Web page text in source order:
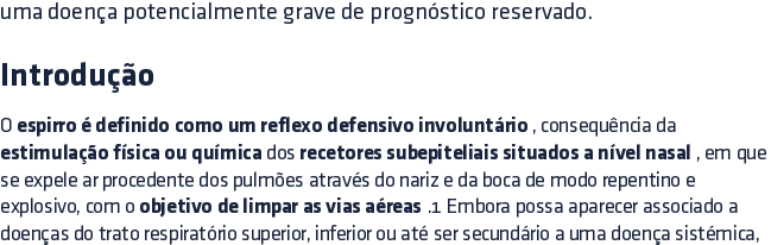
uma doença potencialmente grave de prognóstico reservado.
Introdução
O espirro é definido como um reflexo defensivo involuntário , consequência da
estimulação física ou química dos recetores subepiteliais situados a nível nasal , em que
se expele ar procedente dos pulmões através do nariz e da boca de modo repentino e
explosivo, com o objetivo de limpar as vias aéreas .1 Embora possa aparecer associado a
doenças do trato respiratório superior, inferior ou até ser secundário a uma doença sistémica,